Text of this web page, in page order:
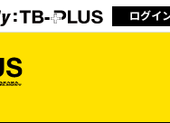
ログイ